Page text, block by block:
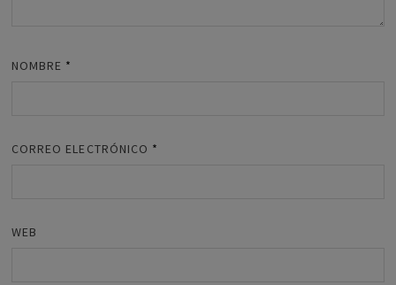
NOMBRE *
CORREO ELECTRÓNICO *
WEB